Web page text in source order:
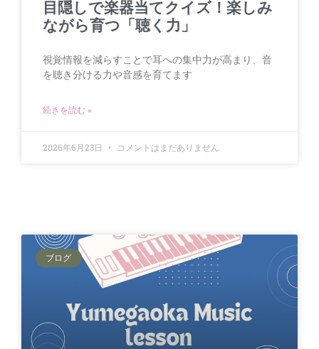
目隠しで楽器当てクイズ！楽しみ
ながら育つ「聴く力」
視覚情報を減らすことで耳への集中力が高まり、音
を聴き分ける力や音感を育てます
続きを読む »
2026年6月23日 コメントはまだありません
ブログ